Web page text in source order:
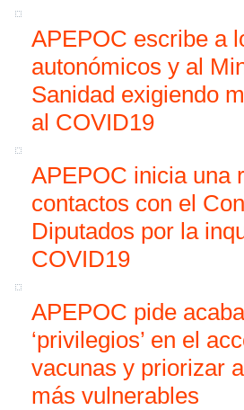
APEPOC escribe a
autonómicos y al
Sanidad exigiendo
al COVID19
APEPOC inicia una
contactos con el
Diputados por la
COVID19
APEPOC pide
‘privilegios’ en el
vacunas y priorizar
más vulnerables